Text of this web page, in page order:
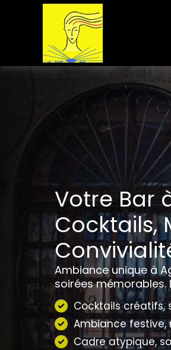
Votre Bar
Cocktails,
Ambiance unique à
soirées mémorables.
Cocktails créatifs,
Ambiance festive,
Cadre atypique,